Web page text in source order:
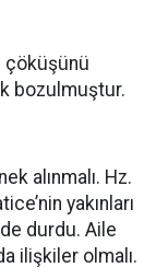
çöküşünü
bozulmuştur.
alınmalı. Hz.
yakınları
durdu. Aile
ilişkiler olmalı.